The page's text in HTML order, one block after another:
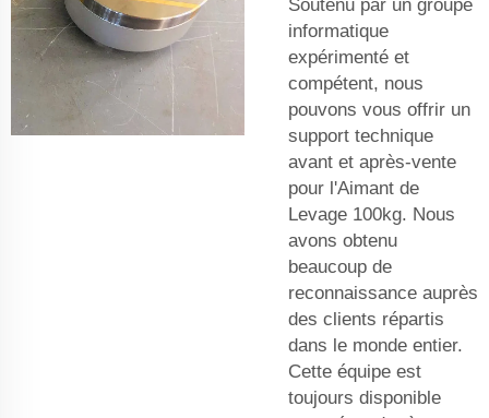
Soutenu par un groupe
informatique
expérimenté et
compétent, nous
pouvons vous offrir un
support technique
avant et après-vente
pour l'Aimant de
Levage 100kg. Nous
avons obtenu
beaucoup de
reconnaissance auprès
des clients répartis
dans le monde entier.
Cette équipe est
toujours disponible